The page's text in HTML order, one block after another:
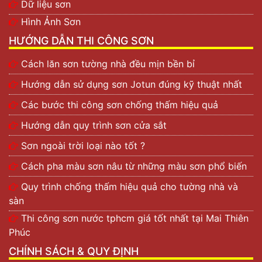
Các sản phẩm sơn Dulux trên thị trường
Hiện tại ở thị trường Việt Nam, thương hiệu Dulux phổ
biến nhất với 5 loại cơ bản như sau: Sơn Dulux ngoại
thất, sơn Dulux nội thất, sơn lót chống kiềm, sơn lót
chống thấm và bột trét.
Sơn Dulux ngoại thất
Các sản phẩm sơn ngoại thất của Dulux được sản xuất
theo công nghệ tiên tiến hiện đại. Đem lại hiệu quả bảo
vệ tối ưu cho tường nhà bạn trước những tác động của
môi trường, đặc biệt là khí hậu khắc nghiệt như Việt
Nam.
Sơn Dulux
ngoài trời được yêu thích bởi những tính
năng nổi bật như chống bong tróc, thấm nước, ngăn
ngừa sự xuất hiện của nấm mốc, rong rêu, bền màu tối
đa, độ che phủ cao,…
Dữ liệu sơn
Hình Ảnh Sơn
HƯỚNG DẪN THI CÔNG SƠN
Cách lăn sơn tường nhà đều mịn bền bỉ
Hướng dẫn sử dụng sơn Jotun đúng kỹ thuật nhất
Các bước thi công sơn chống thấm hiệu quả
Hướng dẫn quy trình sơn cửa sắt
Sơn ngoài trời loại nào tốt ?
Cách pha màu sơn nâu từ những màu sơn phổ biến
Quy trình chống thấm hiệu quả cho tường nhà và
sàn
Thi công sơn nước tphcm giá tốt nhất tại Mai Thiên
Phúc
CHÍNH SÁCH & QUY ĐỊNH